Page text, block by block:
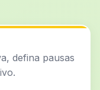
defina pausas